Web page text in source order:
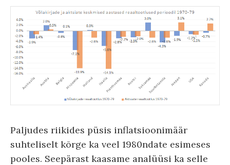
Paljudes riikides püsis inflatsioonimäär
suhteliselt kõrge ka veel 1980ndate esimeses
pooles. Seepärast kaasame analüüsi ka selle